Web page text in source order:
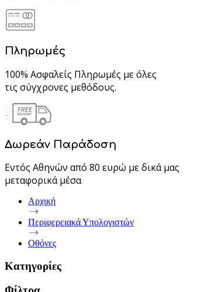
Πληρωμές
100% Ασφαλείς Πληρωμές με όλες
τις σύγχρονες μεθόδους.
Δωρεάν Παράδοση
Εντός Αθηνών από 80 ευρώ με δικά μας
μεταφορικά μέσα
Αρχική
Περιφερειακά Υπολογιστών
Οθόνες
Κατηγορίες